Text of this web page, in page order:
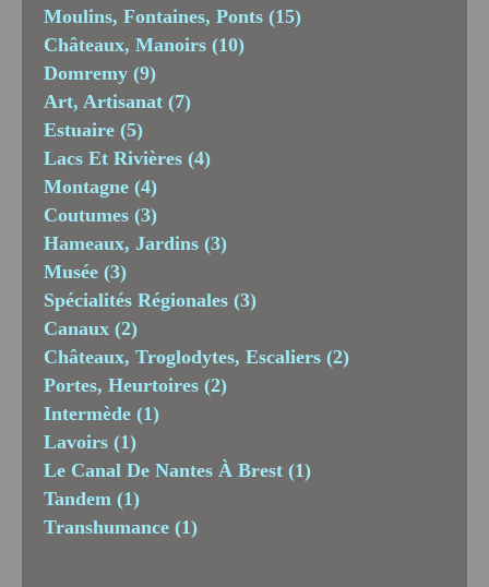
Moulins, Fontaines, Ponts (15)
Châteaux, Manoirs (10)
Domremy (9)
Art, Artisanat (7)
Estuaire (5)
Lacs Et Rivières (4)
Montagne (4)
Coutumes (3)
Hameaux, Jardins (3)
Musée (3)
Spécialités Régionales (3)
Canaux (2)
Châteaux, Troglodytes, Escaliers (2)
Portes, Heurtoires (2)
Intermède (1)
Lavoirs (1)
Le Canal De Nantes À Brest (1)
Tandem (1)
Transhumance (1)